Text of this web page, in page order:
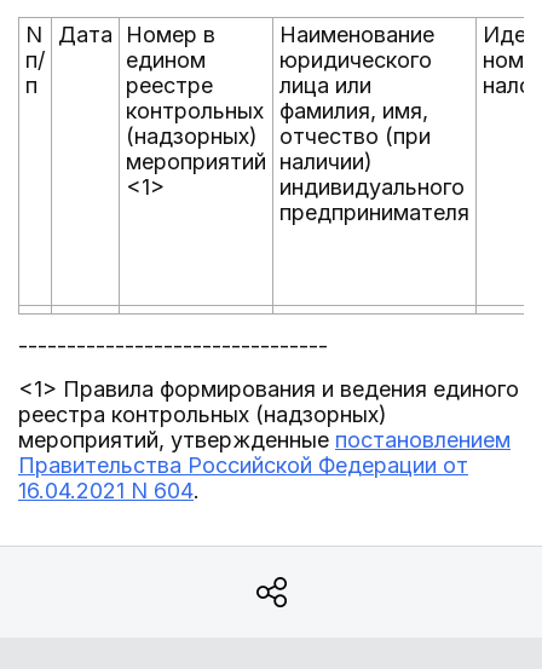
N
п/
п
Дата
Номер в
едином
реестре
контрольных
(надзорных)
мероприятий
<1>
Наименование
юридического
лица или
фамилия, имя,
отчество (при
наличии)
индивидуального
предпринимателя
--------------------------------
<1> Правила формирования и ведения единого
реестра контрольных (надзорных)
мероприятий, утвержденные постановлением
Правительства Российской Федерации от
16.04.2021 N 604.